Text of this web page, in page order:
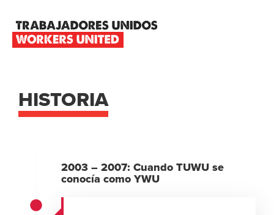
primary
navigation
main
content
footer
TRABAJADORES
UNITED
HISTORIA
2003 – 2007: Cuando TUWU se
conocía como YWU